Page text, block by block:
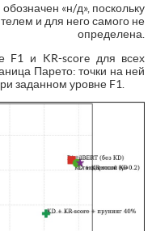
«н/д», поскольку
и для него самого не
определена.
F1 и KR-score для всех
Парето: точки на ней
заданном уровне F1.